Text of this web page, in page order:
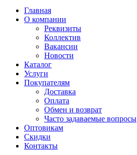
Главная
О компании
Реквизиты
Коллектив
Вакансии
Новости
Каталог
Услуги
Покупателям
Доставка
Оплата
Обмен и возврат
Часто задаваемые вопросы
Оптовикам
Скидки
Контакты